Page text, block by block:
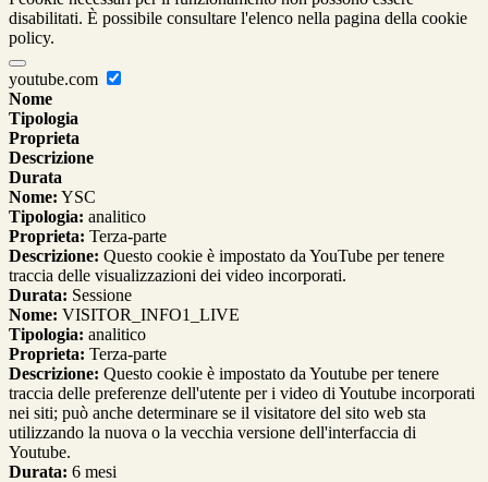
disabilitati. È possibile consultare l'elenco nella pagina della cookie
policy.
youtube.com
Nome
Tipologia
Proprieta
Descrizione
Durata
Nome: YSC
Tipologia: analitico
Proprieta: Terza-parte
Descrizione: Questo cookie è impostato da YouTube per tenere
traccia delle visualizzazioni dei video incorporati.
Durata: Sessione
Nome: VISITOR_INFO1_LIVE
Tipologia: analitico
Proprieta: Terza-parte
Descrizione: Questo cookie è impostato da Youtube per tenere
traccia delle preferenze dell'utente per i video di Youtube incorporati
nei siti; può anche determinare se il visitatore del sito web sta
utilizzando la nuova o la vecchia versione dell'interfaccia di
Youtube.
Durata: 6 mesi